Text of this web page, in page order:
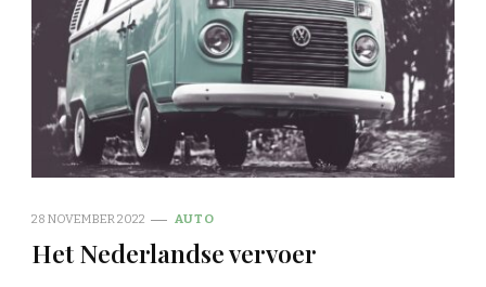
28 NOVEMBER 2022 AUTO
Het Nederlandse vervoer